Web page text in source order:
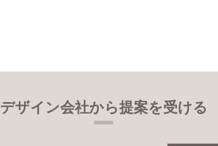
デザイン会社から提案を受ける